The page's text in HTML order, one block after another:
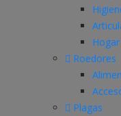
Roedores
Plagas